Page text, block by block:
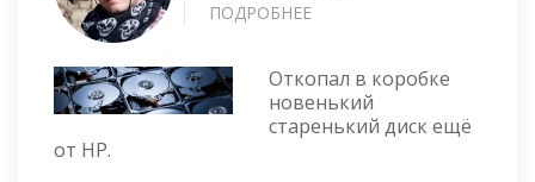
ПОДРОБНЕЕ
1TB
SAS
2.5"
Откопал в коробке
новенький
старенький диск ещё
от HP.